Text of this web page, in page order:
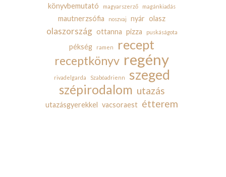
könyvbemutató magyarszerző magánkiadás
mautnerzsófia noszvaj nyár olasz
olaszország ottanna pizza puskáságota
pékség ramen recept
receptkönyv regény
rivadelgarda Szabóadrienn szeged
szépirodalom utazás
utazásgyerekkel vacsoraest étterem